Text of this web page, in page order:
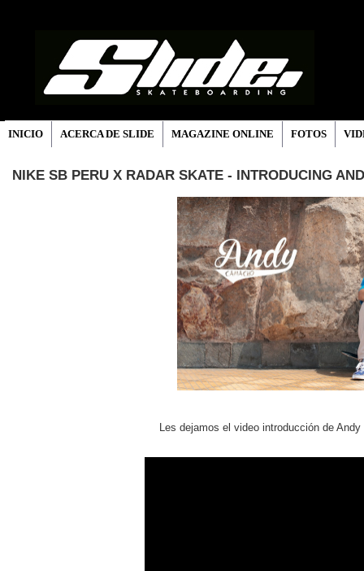
INICIO ACERCA DE SLIDE MAGAZINE ONLINE FOTOS
NIKE SB PERU X RADAR SKATE - INTRODUCING
Les dejamos el video introducción de